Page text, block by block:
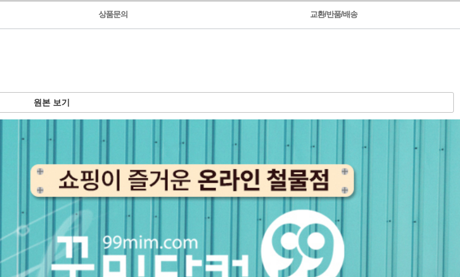
상품문의 교환/반품/배송
원본 보기